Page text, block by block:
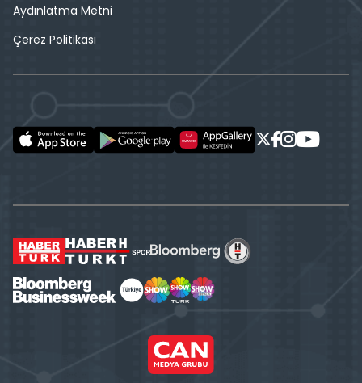
Aydınlatma Metni
Çerez Politikası